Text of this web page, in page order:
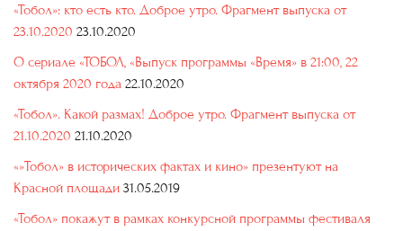
«Тобол»: кто есть кто. Доброе утро. Фрагмент выпуска от
23.10.2020 23.10.2020
О сериале «ТОБОЛ, «Выпуск программы «Время» в 21:00, 22
октября 2020 года 22.10.2020
«Тобол». Какой размах! Доброе утро. Фрагмент выпуска от
21.10.2020 21.10.2020
«»Тобол» в исторических фактах и кино» презентуют на
Красной площади 31.05.2019
«Тобол» покажут в рамках конкурсной программы фестиваля